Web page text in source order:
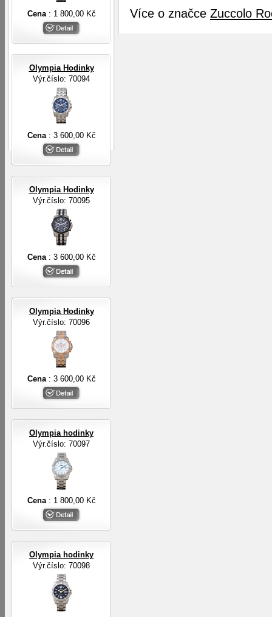
Více o značce Zuccolo
Cena : 1 800,00 Kč
Olympia Hodinky
Výr.číslo: 70094
Cena : 3 600,00 Kč
Olympia Hodinky
Výr.číslo: 70095
Cena : 3 600,00 Kč
Olympia Hodinky
Výr.číslo: 70096
Cena : 3 600,00 Kč
Olympia hodinky
Výr.číslo: 70097
Cena : 1 800,00 Kč
Olympia hodinky
Výr.číslo: 70098